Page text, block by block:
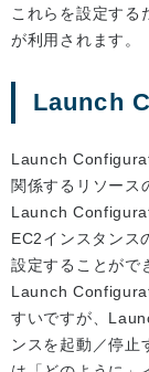
これらを設定す
が利用されます。
Launch
Launch
関係するリソース
Launch
EC2インスタンス
設定することがで
Launch
すいですが、
ンスを起動／停